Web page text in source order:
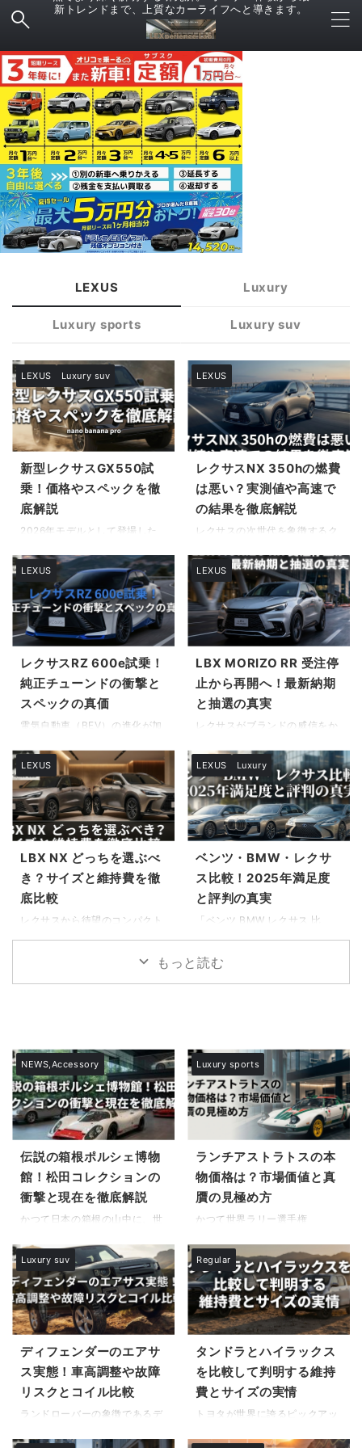
新トレンドまで、上質なカーライフへと導きます。
LEXUS Luxury
Luxury sports Luxury suv
LEXUS Luxury suv
新型レクサスGX550試
乗！価格やスペックを徹
底解説
2026年モデルとして登場した
多くの自動車ファンが熱い視線
を注いでいます。ランドクルー
ザー250とプラットフォームを
共有しながらも、レクサス独自
のラグジュアリーな仕上がり
と、圧倒的なパワーを誇るV6ツ
インターボエンジンの採用によ
り、唯一無二の存在感を放って
います。「燃費や維持費は現実
的なのか」といった疑問を持つ
方も多いでしょう。 この記事で
公式情報を基に、新型レクサス
GX550の全貌を明らかにしま
す。購入を検討されている方
が、所有後のライフスタイ ...
LEXUS
レクサスNX 350hの燃費
は悪い？実測値や高速で
の結果を徹底解説
レクサスの次世代を象徴するク
気を誇るNX。 その中でも、環
境性能と走りの良さを両立させ
たハイブリッドモデルに関心を
寄せている方は多いはずです。
しかし、カタログスペックが優
秀でも、実際の道路状況や季節
によって数値が大きく異なるこ
とは珍しくありません。 購入を
検討する上で、レクサスNX
350h 燃費の実力がどの程度の
ものなのか、また維持費が家計
は非常に気になるところでしょ
う。 特に、以前の車でディーゼ
ル車やコンパクトカーに乗って
いた方にとっては、ハ ...
LEXUS
レクサスRZ 600e試乗！
純正チューンドの衝撃と
スペックの真価
電気自動車（BEV）の進化が加
環境性能だけでなく、単なる移
動手段を超えた「熱狂」を求め
るドライバーに向けた一台がつ
いに登場しました。市場には多
くのEVが溢れ始めていますが、
心の底から湧き上がるようなド
ライビングプレジャーを感じさ
せてくれる車はまだ多くありま
せん。 そのような中、レクサス
RZ 600eに関する評価や納期に
ついて、そして驚愕の価格設定
至るまで、購入を検討する際に
気になる情報は多岐にわたりま
LEXUS
LBX MORIZO RR 受注停
止から再開へ！最新納期
と抽選の真実
レクサスがブランドの威信をか
パフォーマンスモデル、LBX
MORIZO RR。その常識を覆す
コンセプトと圧倒的な走行性能
ゆえに、発売直後からオーダー
が殺到し、一時は受注リストが
パンク状態となるほどの熱狂を
巻き起こしました。 「LBX
MORIZO RRの受注停止に関す
る噂は本当なのか」「今からデ
ィーラーに行っても門前払いさ
れてしまうのではないか」と、
ありません。 しかし、諦めるの
は時期尚早です。市場の状況は
LEXUS
LBX NX どっちを選ぶべ
き？サイズと維持費を徹
底比較
レクサスから待望のコンパクト
を抱えています。新しい選択肢
として注目を集めるコンパクト
のは当然のことかもしれませ
ん。 高級車を所有するというこ
とは、単なる移動手段を手に入
れるだけでなく、日々の生活に
彩りを添える体験を買うことで
もあります。しかし、実際に購
ルに合わなかったと気づき、失
敗や後悔を感じてしまうケース
は少なくありません。 特に、自
LEXUS Luxury
ベンツ・BMW・レクサ
ス比較！2025年満足度
と評判の真実
「ベンツ BMW レクサス 比
方は多いのではないでしょう
か。人生における大きな買い物
は、2025年の最新データに基
づき、これらのプレミアムブラ
ンドが持つ真の実力を徹底解剖
します。 多くの人が気にする購
入後の維持費や故障のリスク、
そしてディーラーでの対応品質
観的な顧客満足度調査やランキ
ングの結果を交えて詳しく解説
します。また、カタログスペ ...
もっと読む
NEWS,Accessory
伝説の箱根ポルシェ博物
館！松田コレクションの
衝撃と現在を徹底解説
かつて日本の箱根の山中に、世
地があったことをご存知でしょ
うか。それが、箱根ポルシェ博
物館です。現在、その場所を訪
れても当時の姿を見ることはで
きませんが、そこで展開されて
いた世界は、今なお多くの人々
の記憶に鮮烈に刻まれていま
す。 なぜ、一介の私設博物館が
これほどまでに伝説として語り
継がれているのでしょうか。そ
れは、展示されていた車の希少
管理していた松田芳穂氏の並外
Luxury sports
ランチアストラトスの本
物価格は？市場価値と真
贋の見極め方
かつて世界ラリー選手権
として語り継がれるランチアス
トラトス。自動車史におけるそ
の圧倒的な存在感から、多くの
ファンやコレクターが、現在の
「ランチアストラトスの本物価
格と市場価値」が一体どの程度
の水準にあるのか、強い関心を
抱き続けています。 また、その
極めて高い希少性を正しく理解
する上で、「ランチアストラト
スは何台生産されましたか」と
ります。この記事では、年々高
Luxury suv
ディフェンダーのエアサ
ス実態！車高調整や故障
リスクとコイル比較
ランドローバーの象徴であるデ
Regular
タンドラとハイラックス
を比較して判明する維持
費とサイズの実情
トヨタが世界に誇るピックアッ